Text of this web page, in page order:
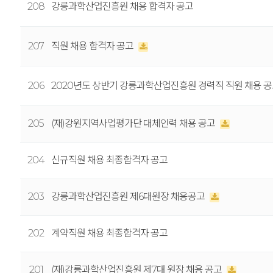
208 강릉과학산업진흥원 채용 합격자 공고
207 직원 채용 합격자 공고
206 2020년도 상반기 강릉과학산업진흥원 경력직 직원 채용
205 (재)강원지역사업평가단 대체인력 채용 공고
204 신규직원 채용 최종합격자 공고
203 강릉과학산업진흥원 제6대원장 채용공고
202 계약직원 채용 최종합격자 공고
201 (재)강릉과학산업진흥원 제7대 원장 채용 공고